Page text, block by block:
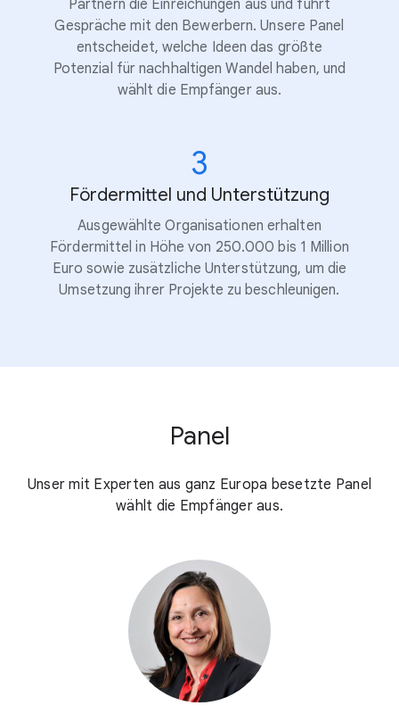
Partnern die Einreichungen aus und führt
Gespräche mit den Bewerbern. Unsere Panel
entscheidet, welche Ideen das größte
Potenzial für nachhaltigen Wandel haben, und
wählt die Empfänger aus.
3
Fördermittel und Unterstützung
Ausgewählte Organisationen erhalten
Fördermittel in Höhe von 250.000 bis 1 Million
Euro sowie zusätzliche Unterstützung, um die
Umsetzung ihrer Projekte zu beschleunigen.
Panel
Unser mit Experten aus ganz Europa besetzte Panel
wählt die Empfänger aus.